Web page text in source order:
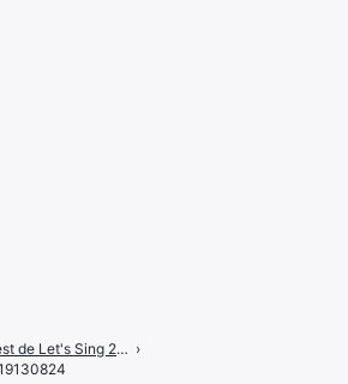
Test de Let's Sing 2018 : party like a popstar ›